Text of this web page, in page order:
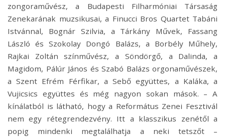
zongoraművész, a Budapesti Filharmóniai Társaság
Zenekarának muzsikusai, a Finucci Bros Quartet Tabáni
Istvánnal, Bognár Szilvia, a Tárkány Művek, Fassang
László és Szokolay Dongó Balázs, a Borbély Műhely,
Rajkai Zoltán színművész, a Söndörgő, a Dalinda, a
Magidom, Pálúr János és Szabó Balázs orgonaművészek,
a Szent Efrém Férfikar, a Sebő együttes, a Kaláka, a
Vujicsics együttes és még nagyon sokan mások. – A
kínálatból is látható, hogy a Református Zenei Fesztivál
nem egy rétegrendezvény. Itt a klasszikus zenétől a
popig mindenki megtalálhatja a neki tetszőt –